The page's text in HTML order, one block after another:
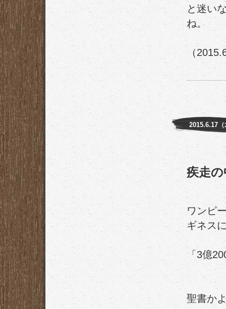
と迷い
ね。
（
2015.6.17（
疾走
ワンピ
ギネス
「3億
聖書か